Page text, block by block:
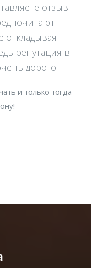
отзыв
откладывая
репутация в
дорого.
и только тогда